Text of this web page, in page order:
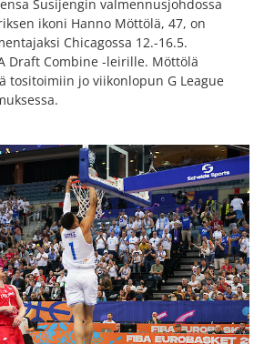
Susijengin valmennusjohdossa
ikoni Hanno Möttölä, 47, on
Chicagossa 12.-16.5.
Draft Combine -leirille. Möttölä
tositoimiin jo viikonlopun G League